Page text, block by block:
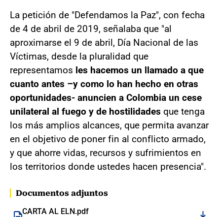
La petición de "Defendamos la Paz", con fecha
de 4 de abril de 2019, señalaba que "al
aproximarse el 9 de abril, Día Nacional de las
Víctimas, desde la pluralidad que
representamos les hacemos un llamado a que
cuanto antes –y como lo han hecho en otras
oportunidades- anuncien a Colombia un cese
unilateral al fuego y de hostilidades que tenga
los más amplios alcances, que permita avanzar
en el objetivo de poner fin al conflicto armado,
y que ahorre vidas, recursos y sufrimientos en
los territorios donde ustedes hacen presencia".
Documentos adjuntos
CARTA AL ELN.pdf